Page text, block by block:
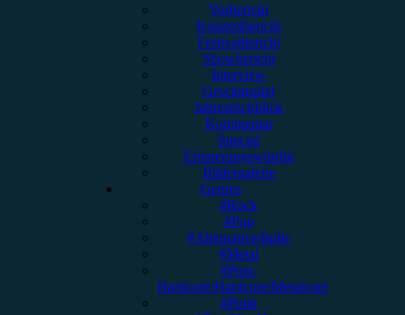
Vorbericht
Konzertbericht
Festivalbericht
Showbericht
Interview
Gewinnspiel
Jahresrückblick
Kommentar
Special
Erinnerungswürdig
Bildergalerie
Genres
#Rock
#Pop
#Alternative/Indie
#Metal
#Post-
Hardcore/Hardcore/Metalcore
#Punk